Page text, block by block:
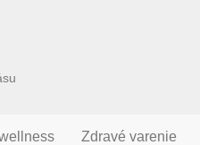
Zdravé varenie